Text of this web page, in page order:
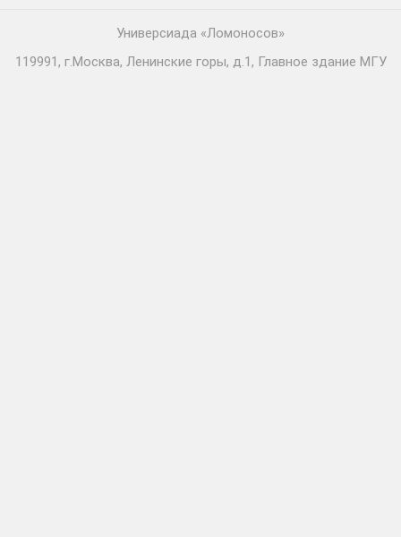
Универсиада «Ломоносов»
119991, г.Москва, Ленинские горы, д.1, Главное здание МГУ